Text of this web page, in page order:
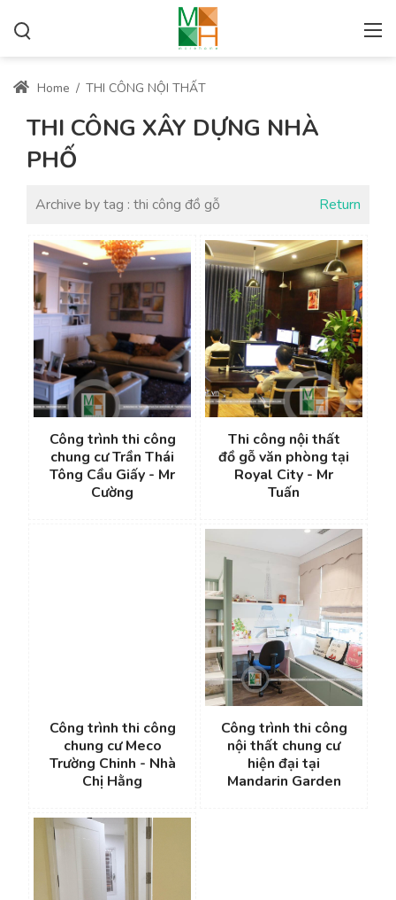
Home / THI CÔNG NỘI THẤT
THI CÔNG XÂY DỰNG NHÀ
PHỐ
Archive by tag : thi công đồ gỗ Return
Công trình thi công
chung cư Trần Thái
Tông Cầu Giấy - Mr
Cường
Thi công nội thất
đồ gỗ văn phòng tại
Royal City - Mr
Tuấn
Công trình thi công
chung cư Meco
Trường Chinh - Nhà
Chị Hằng
Công trình thi công
nội thất chung cư
hiện đại tại
Mandarin Garden